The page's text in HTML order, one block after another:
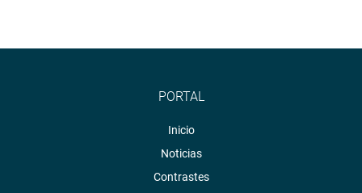
PORTAL
Inicio
Noticias
Contrastes